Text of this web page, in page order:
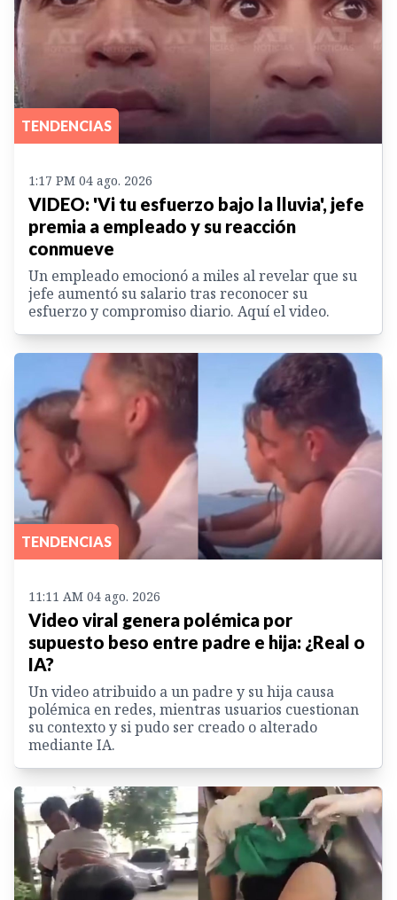
TENDENCIAS
1:17 PM 04 ago. 2026
VIDEO: 'Vi tu esfuerzo bajo la lluvia', jefe
premia a empleado y su reacción
conmueve
Un empleado emocionó a miles al revelar que su
jefe aumentó su salario tras reconocer su
esfuerzo y compromiso diario. Aquí el video.
TENDENCIAS
11:11 AM 04 ago. 2026
Video viral genera polémica por
supuesto beso entre padre e hija: ¿Real o
IA?
Un video atribuido a un padre y su hija causa
polémica en redes, mientras usuarios cuestionan
su contexto y si pudo ser creado o alterado
mediante IA.